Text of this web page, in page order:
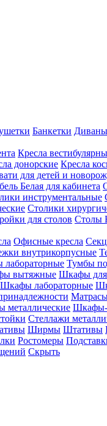
Банкетки Диваны
Кресла
донорские Кресла
для детей и
Белая для кабинета
инструментальные
Столики
для столов Столы
Офисные кресла
внутрикорпусные
лабораторные Тумбы
вытяжные Шкафы для
Шкафы лабораторные
металлические
Стеллажи
Ширмы Штативы
Ростомеры
Скрыть